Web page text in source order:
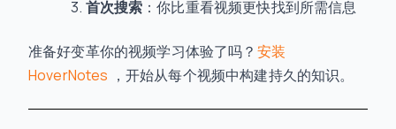
首次搜索 ：你比重看视频更快找到所需信息
准备好变革你的视频学习体验了吗？ 安装
HoverNotes ，开始从每个视频中构建持久的知识。